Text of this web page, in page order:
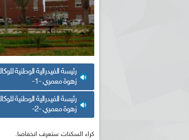
رئيسة الفيدرالية الوطنية
زهوة معمري -1-
رئيسة الفيدرالية الوطنية
زهوة معمري -2-
كراء السكنات ستعرف انخفاضا.